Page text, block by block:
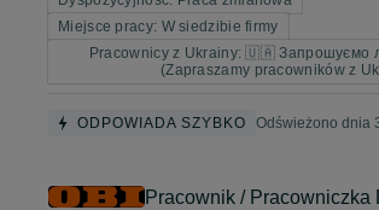
Miejsce pracy: W siedzibie firmy
Pracownicy z Ukrainy: 🇺🇦 Запрошуємо
(Zapraszamy pracowników z
ODPOWIADA SZYBKO Odświeżono dnia
Pracownik / Pracowniczka